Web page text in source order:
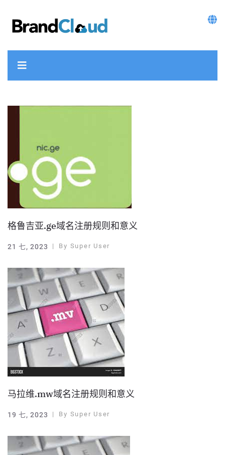
格鲁吉亚.ge域名注册规则和意义
21 七, 2023 By Super User
马拉维.mw域名注册规则和意义
19 七, 2023 By Super User